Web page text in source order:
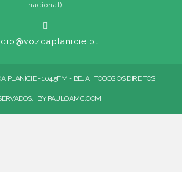
nacional)
PLANÍCIE - 104.5FM - BEJA | TODOS OS DIREITOS
| BY PAULOAMC.COM